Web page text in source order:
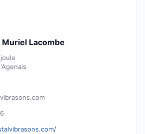
Muriel Lacombe